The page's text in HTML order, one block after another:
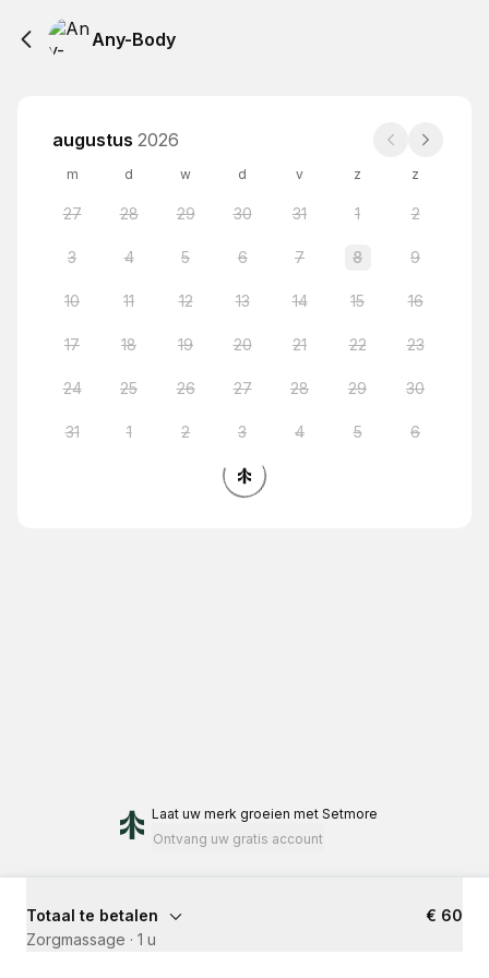
Any-Body
augustus 2026
m d w d v z z
27 28 29 30 31 1 2
3 4 5 6 7 8 9
10 11 12 13 14 15 16
17 18 19 20 21 22 23
24 25 26 27 28 29 30
31 1 2 3 4 5 6
Laat uw merk groeien met Setmore
Ontvang uw gratis account
Totaal te betalen
€ 60
Zorgmassage · 1 u